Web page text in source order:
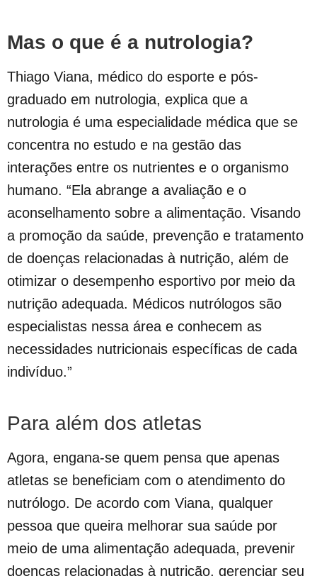
Mas o que é a nutrologia?
Thiago Viana, médico do esporte e pós-
graduado em nutrologia, explica que a
nutrologia é uma especialidade médica que se
concentra no estudo e na gestão das
interações entre os nutrientes e o organismo
humano. “Ela abrange a avaliação e o
aconselhamento sobre a alimentação. Visando
a promoção da saúde, prevenção e tratamento
de doenças relacionadas à nutrição, além de
otimizar o desempenho esportivo por meio da
nutrição adequada. Médicos nutrólogos são
especialistas nessa área e conhecem as
necessidades nutricionais específicas de cada
indivíduo.”
Para além dos atletas
Agora, engana-se quem pensa que apenas
atletas se beneficiam com o atendimento do
nutrólogo. De acordo com Viana, qualquer
pessoa que queira melhorar sua saúde por
meio de uma alimentação adequada, prevenir
doenças relacionadas à nutrição, gerenciar seu